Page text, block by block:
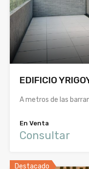
EDIFICIO
A metros de las
En Venta
Consultar
Destacado